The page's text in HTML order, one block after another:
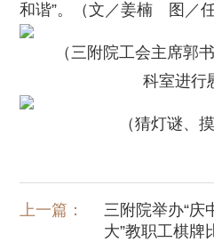
和谐”。（文／姜楠 图／
（三附院工会主席郭
科室进行
（猜灯谜、
上一篇：
三附院举办“庆
大”教职工棋牌